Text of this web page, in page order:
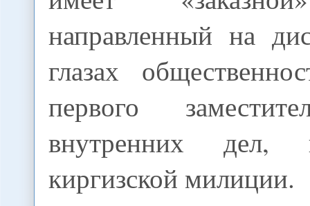
направленный на
глазах
первого
внутренних
киргизской милиции.